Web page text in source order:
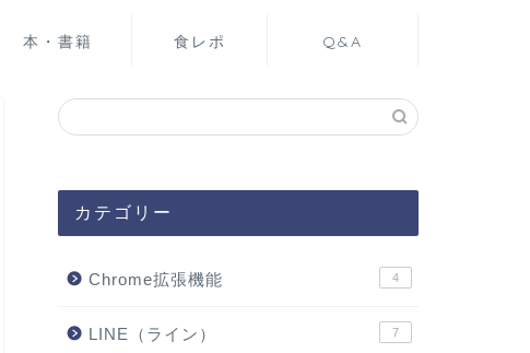
本・書籍 食レポ Q&A
カテゴリー
Chrome拡張機能 4
LINE（ライン） 7